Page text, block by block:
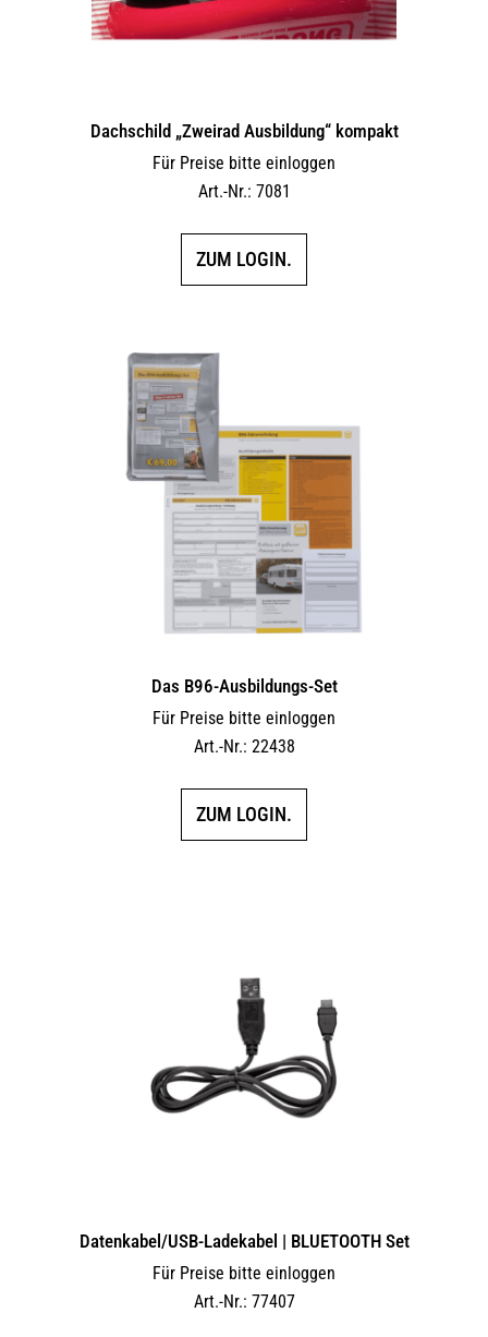
Dachschild „Zweirad Ausbildung“ kompakt
Für Preise bitte einloggen
Art.-Nr.: 7081
ZUM LOGIN.
Das B96-Ausbildungs-Set
Für Preise bitte einloggen
Art.-Nr.: 22438
ZUM LOGIN.
Datenkabel/USB-Ladekabel | BLUETOOTH Set
Für Preise bitte einloggen
Art.-Nr.: 77407